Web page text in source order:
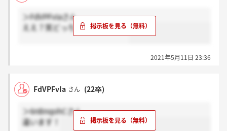
＞FdVPFvIaさん
ええ？笑どっちなのでしょうか
2021年5月11日 23:36
FdVPFvIa さん (22卒)
＞6nBnqohCさん
違います！